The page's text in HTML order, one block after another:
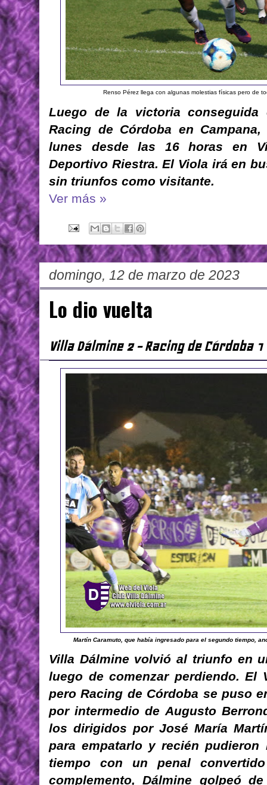
Renso Pérez llega con algunas molestias físicas pero de
Luego de la victoria
Racing de Córdoba en
lunes desde las 16 horas en
Deportivo Riestra. El Viola irá en
sin triunfos como visitante.
Ver más »
domingo, 12 de marzo de 2023
Lo dio vuelta
Villa Dálmine 2 - Racing de Córdoba 1
Martín Caramuto, que había ingresado para el segundo tiempo,
Villa Dálmine volvió al triunfo en
luego de comenzar perdiendo. El
pero Racing de Córdoba se puso
por intermedio de Augusto
los dirigidos por José María
para empatarlo y recién
tiempo con un penal
complemento, Dálmine golpeó